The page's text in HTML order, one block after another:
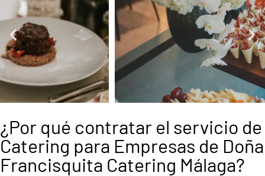
¿Por qué contratar el servicio de
Catering para Empresas de Doña
Francisquita Catering Málaga?